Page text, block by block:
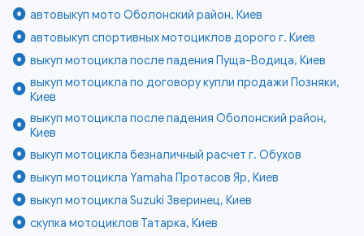
автовыкуп мото Оболонский район, Киев
автовыкуп спортивных мотоциклов дорого г. Киев
выкуп мотоцикла после падения Пуща-Водица, Киев
выкуп мотоцикла по договору купли продажи Позняки,
Киев
выкуп мотоцикла после падения Оболонский район,
Киев
выкуп мотоцикла безналичный расчет г. Обухов
выкуп мотоцикла Yamaha Протасов Яр, Киев
выкуп мотоцикла Suzuki Зверинец, Киев
скупка мотоциклов Татарка, Киев